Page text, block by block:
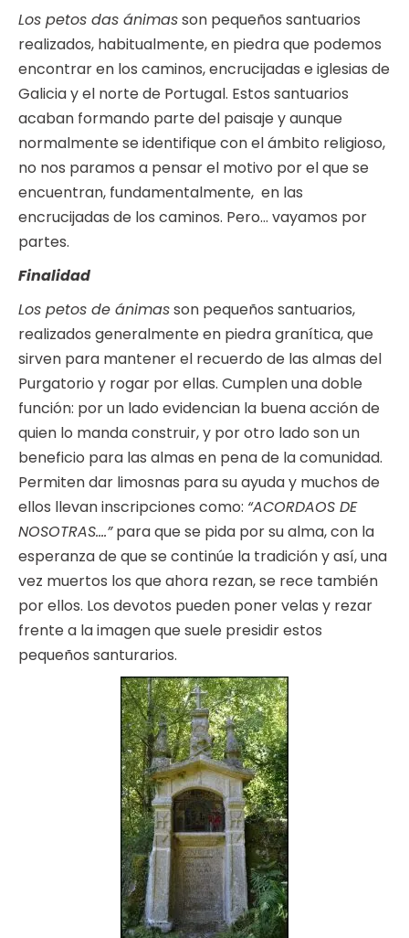
Los petos das ánimasson pequeños santuarios
realizados, habitualmente, en piedra que podemos
encontrar en los caminos, encrucijadas e iglesias de
Galicia y el norte de Portugal. Estos santuarios
acaban formando parte del paisaje y aunque
normalmente se identifique con el ámbito religioso,
no nos paramos a pensar el motivo por el que se
encuentran, fundamentalmente, en las
encrucijadas de los caminos. Pero… vayamos por
partes.
Finalidad
Los petos de ánimasson pequeños santuarios,
realizados generalmente en piedra granítica, que
sirven para mantener el recuerdo de las almas del
Purgatorio y rogar por ellas. Cumplen una doble
función: por un lado evidencian la buena acción de
quien lo manda construir, y por otro lado son un
beneficio para las almas en pena de la comunidad.
Permiten dar limosnas para su ayuda y muchos de
ellos llevan inscripciones como: “ACORDAOS DE
NOSOTRAS….”para que se pida por su alma, con la
esperanza de que se continúe la tradición y así, una
vez muertos los que ahora rezan, se rece también
por ellos. Los devotos pueden poner velas y rezar
frente a la imagen que suele presidir estos
pequeños santurarios.